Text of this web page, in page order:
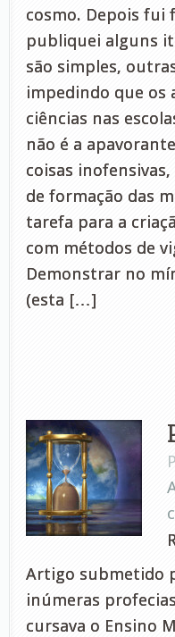
cosmo. Depois fui
publiquei alguns
são simples,
impedindo que os
ciências nas
não é a
coisas
de formação das
tarefa para a
com métodos de
Demonstrar no
(esta […]
Artigo submetido
inúmeras
cursava o Ensino